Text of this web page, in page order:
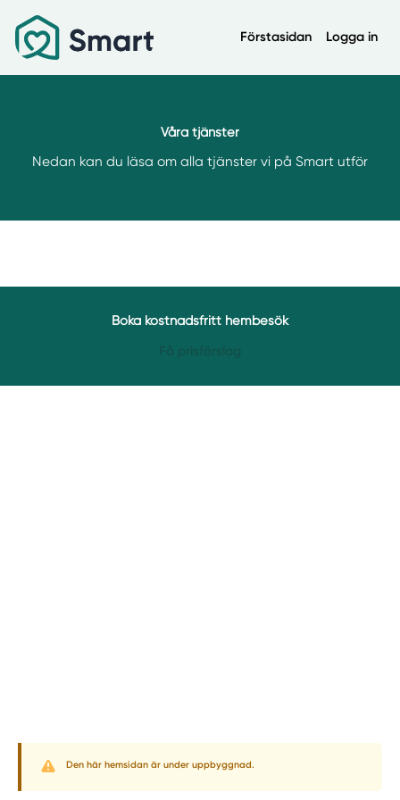
Förstasidan Logga in
Våra tjänster
Nedan kan du läsa om alla tjänster vi på Smart utför
Boka kostnadsfritt hembesök
Den här hemsidan är under uppbyggnad.